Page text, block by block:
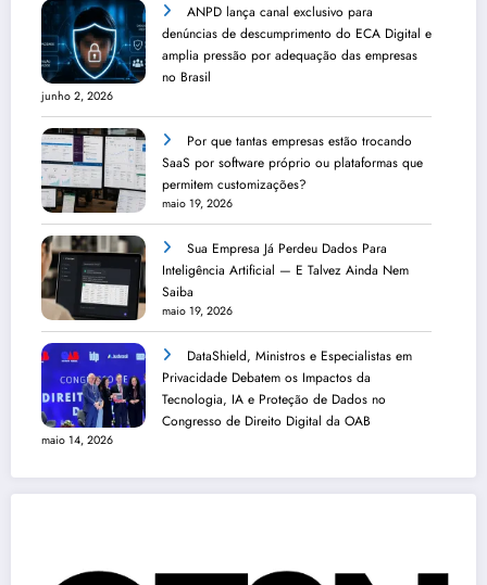
ANPD lança canal exclusivo para
denúncias de descumprimento do ECA Digital e
amplia pressão por adequação das empresas
no Brasil
junho 2, 2026
Por que tantas empresas estão trocando
SaaS por software próprio ou plataformas que
permitem customizações?
maio 19, 2026
Sua Empresa Já Perdeu Dados Para
Inteligência Artificial — E Talvez Ainda Nem
Saiba
maio 19, 2026
DataShield, Ministros e Especialistas em
Privacidade Debatem os Impactos da
Tecnologia, IA e Proteção de Dados no
Congresso de Direito Digital da OAB
maio 14, 2026